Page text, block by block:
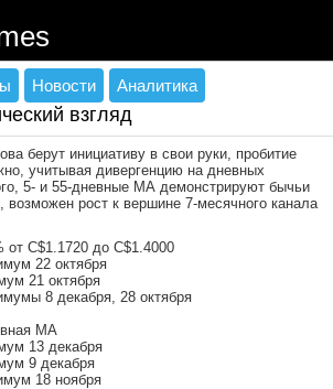
Новости Аналитика
взгляд
берут инициативу в свои руки, пробитие
учитывая дивергенцию на дневных
5- и 55-дневные МА демонстрируют бычьи
возможен рост к вершине 7-месячного канала
от C$1.1720 до C$1.4000
22 октября
21 октября
8 декабря, 28 октября
МА
13 декабря
9 декабря
18 ноября